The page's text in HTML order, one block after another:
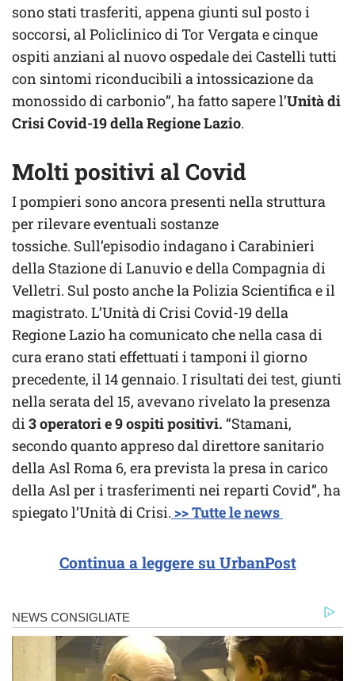
sono stati trasferiti, appena giunti sul posto i
soccorsi, al Policlinico di Tor Vergata e cinque
ospiti anziani al nuovo ospedale dei Castelli tutti
con sintomi riconducibili a intossicazione da
monossido di carbonio”, ha fatto sapere l’Unità di
Crisi Covid-19 della Regione Lazio.
Molti positivi al Covid
I pompieri sono ancora presenti nella struttura
per rilevare eventuali sostanze
tossiche. Sull’episodio indagano i Carabinieri
della Stazione di Lanuvio e della Compagnia di
Velletri. Sul posto anche la Polizia Scientifica e il
magistrato. L’Unità di Crisi Covid-19 della
Regione Lazio ha comunicato che nella casa di
cura erano stati effettuati i tamponi il giorno
precedente, il 14 gennaio. I risultati dei test, giunti
nella serata del 15, avevano rivelato la presenza
di 3 operatori e 9 ospiti positivi. “Stamani,
secondo quanto appreso dal direttore sanitario
della Asl Roma 6, era prevista la presa in carico
della Asl per i trasferimenti nei reparti Covid”, ha
spiegato l’Unità di Crisi. >> Tutte le news
Continua a leggere su UrbanPost